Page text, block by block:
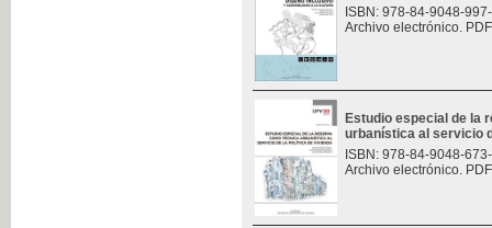
ISBN: 978-84-9048-
Archivo electrónico.
Estudio especial de la
urbanística al servicio
ISBN: 978-84-9048-
Archivo electrónico.